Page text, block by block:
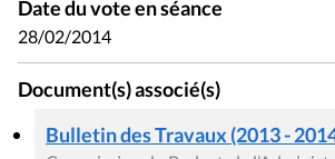
Date du vote en séance
28/02/2014
Document(s) associé(s)
Bulletin des Travaux (2013 -